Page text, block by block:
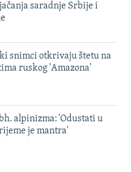
saradnje Srbije i
snimci otkrivaju štetu na
ruskog 'Amazona'
alpinizma: 'Odustati u
je mantra'